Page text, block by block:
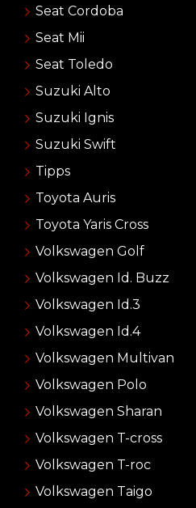
Seat Cordoba
Seat Mii
Seat Toledo
Suzuki Alto
Suzuki Ignis
Suzuki Swift
Tipps
Toyota Auris
Toyota Yaris Cross
Volkswagen Golf
Volkswagen Id. Buzz
Volkswagen Id.3
Volkswagen Id.4
Volkswagen Multivan
Volkswagen Polo
Volkswagen Sharan
Volkswagen T-cross
Volkswagen T-roc
Volkswagen Taigo